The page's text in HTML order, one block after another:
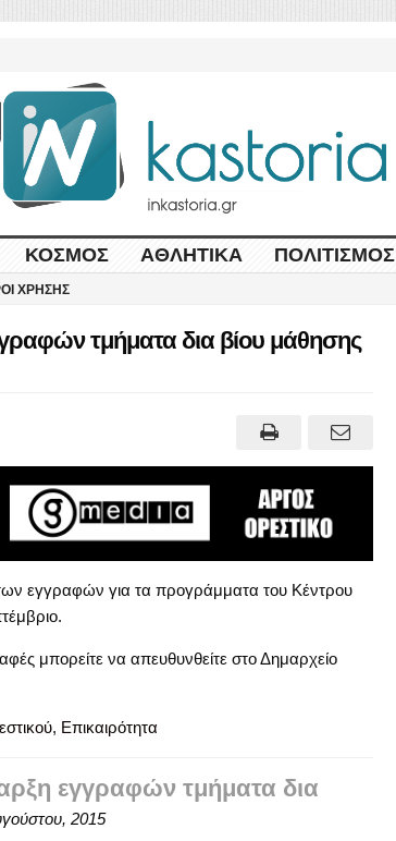
ΚΌΣΜΟΣ ΑΘΛΗΤΙΚΆ ΠΟΛΙΤΙΣΜΌΣ
ΧΡΉΣΗΣ
τμήματα δια βίου μάθησης
εγγραφών για τα προγράμματα του Κέντρου
μπορείτε να απευθυνθείτε στο Δημαρχείο
, Επικαιρότητα
εγγραφών τμήματα δια
2015